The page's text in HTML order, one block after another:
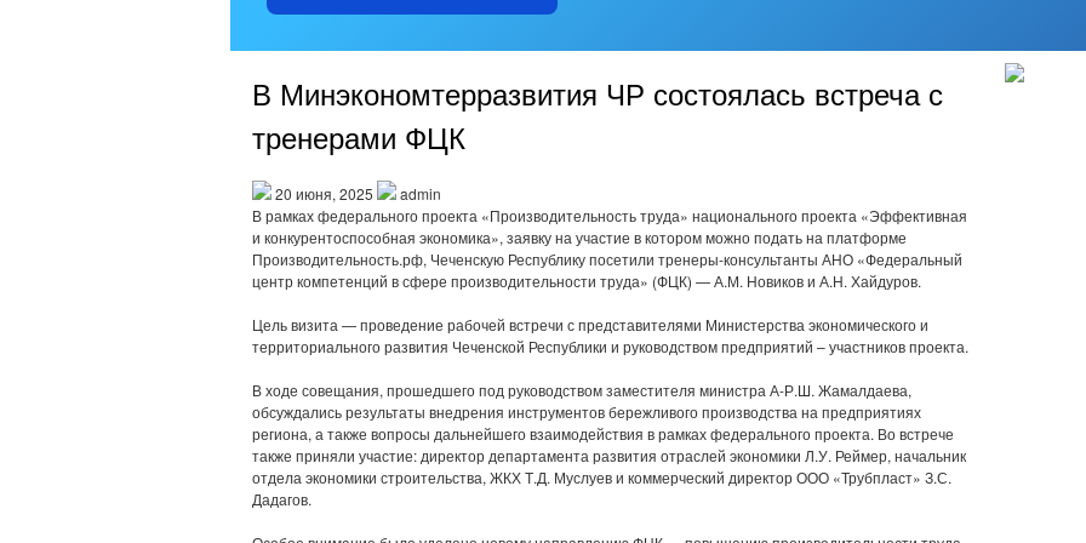
В Минэкономтерразвития ЧР состоялась встреча с
тренерами ФЦК
20 июня, 2025
admin
В рамках федерального проекта «Производительность труда» национального проекта «Эффективная
и конкурентоспособная экономика», заявку на участие в котором можно подать на платформе
Производительность.рф, Чеченскую Республику посетили тренеры-консультанты АНО «Федеральный
центр компетенций в сфере производительности труда» (ФЦК) — А.М. Новиков и А.Н. Хайдуров.
Цель визита — проведение рабочей встречи с представителями Министерства экономического и
территориального развития Чеченской Республики и руководством предприятий – участников проекта.
В ходе совещания, прошедшего под руководством заместителя министра А-Р.Ш. Жамалдаева,
обсуждались результаты внедрения инструментов бережливого производства на предприятиях
региона, а также вопросы дальнейшего взаимодействия в рамках федерального проекта. Во встрече
также приняли участие: директор департамента развития отраслей экономики Л.У. Реймер, начальник
отдела экономики строительства, ЖКХ Т.Д. Муслуев и коммерческий директор ООО «Трубпласт» З.С.
Дадагов.